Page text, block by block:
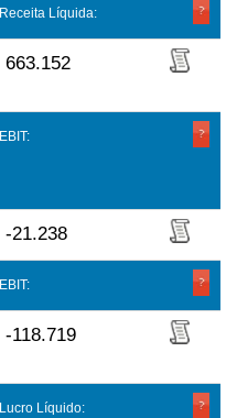
Receita Líquida:
663.152
EBIT:
-21.238
EBIT:
-118.719
Lucro Líquido: